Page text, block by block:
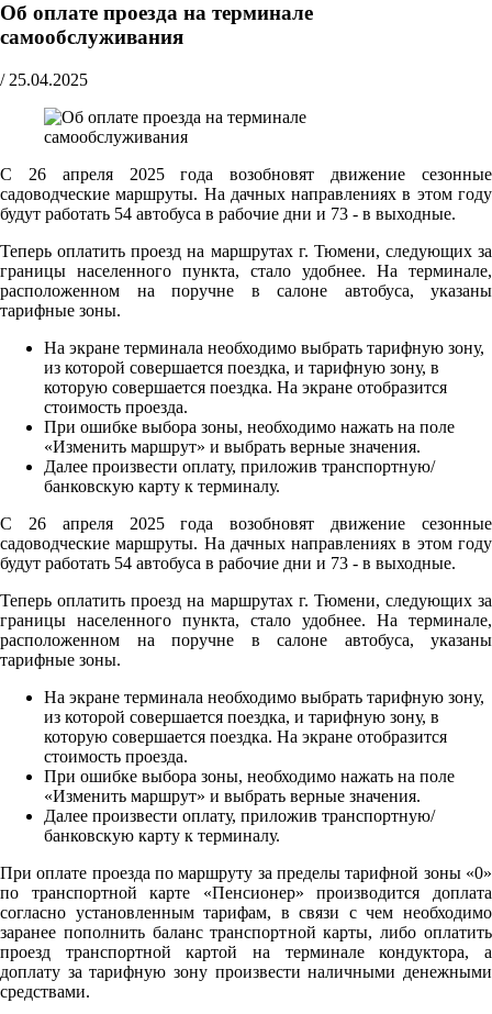
Об оплате проезда на терминале
самообслуживания
/ 25.04.2025
С 26 апреля 2025 года возобновят движение сезонные
садоводческие маршруты. На дачных направлениях в этом году
будут работать 54 автобуса в рабочие дни и 73 - в выходные.
Теперь оплатить проезд на маршрутах г. Тюмени, следующих за
границы населенного пункта, стало удобнее. На терминале,
расположенном на поручне в салоне автобуса, указаны
тарифные зоны.
На экране терминала необходимо выбрать тарифную зону,
из которой совершается поездка, и тарифную зону, в
которую совершается поездка. На экране отобразится
стоимость проезда.
При ошибке выбора зоны, необходимо нажать на поле
«Изменить маршрут» и выбрать верные значения.
Далее произвести оплату, приложив транспортную/
банковскую карту к терминалу.
С 26 апреля 2025 года возобновят движение сезонные
садоводческие маршруты. На дачных направлениях в этом году
будут работать 54 автобуса в рабочие дни и 73 - в выходные.
Теперь оплатить проезд на маршрутах г. Тюмени, следующих за
границы населенного пункта, стало удобнее. На терминале,
расположенном на поручне в салоне автобуса, указаны
тарифные зоны.
На экране терминала необходимо выбрать тарифную зону,
из которой совершается поездка, и тарифную зону, в
которую совершается поездка. На экране отобразится
стоимость проезда.
При ошибке выбора зоны, необходимо нажать на поле
«Изменить маршрут» и выбрать верные значения.
Далее произвести оплату, приложив транспортную/
банковскую карту к терминалу.
При оплате проезда по маршруту за пределы тарифной зоны «0»
по транспортной карте «Пенсионер» производится доплата
согласно установленным тарифам, в связи с чем необходимо
заранее пополнить баланс транспортной карты, либо оплатить
проезд транспортной картой на терминале кондуктора, а
доплату за тарифную зону произвести наличными денежными
средствами.